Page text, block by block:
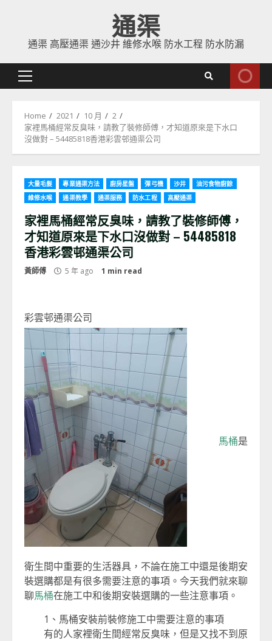
content
通渠
通渠 高壓通渠 通沙井 維修水喉 防水工程 防水防漏
Primary
Home 2021 10 月
2
家裡馬桶經常反臭味，請教了裝修師傅，才知道原來是下水口
沒做對 – 54485818香港彩雲邨通渠公司
大量毛髮 專業通渠方法 廚房星盤 彈弓機 沙井
油污食物廚餘
維修水喉
通渠教學 通渠服務 防水工程 高壓通渠
家裡馬桶經常反臭味，請教了裝修師傅，
才知道原來是下水口沒做對 – 54485818
香港彩雲邨通渠公司
黃師傅 5 年 ago 1 min read
彩雲邨通渠公司
馬桶是
衛生間中重要的生活器具，不論在施工中還是後期安
裝選購都是有很多需要注意的事項。今天我們就來聊
聊馬桶在施工中和後期安裝選購的一些注意事項。
1、馬桶安裝前裝修施工中需要注意的事項
有的人家裡衛生間經常反臭味，但是又找不到原